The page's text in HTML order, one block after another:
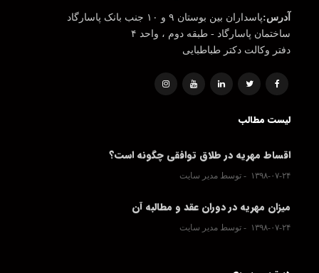
آدرس:پاسداران بین بوستان ۹ و ۱۰ جنب بانک پاسارگاد
ساختمان پاسارگاد - طبقه دوم ، واحد ۴
دفتر وکالت دکتر طباطبایی
لیست مطالب
اقساط مهریه در طلاق توافقی چگونه است؟
۱۳۹۸-۰۷-۲۴ توسط مدیر سایت
میزان مهریه در دوران عقد و مطالبه آن
۱۳۹۸-۰۷-۲۴ توسط مدیر سایت